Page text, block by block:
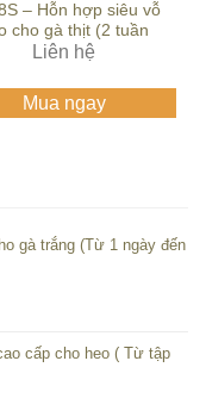
– Hỗn hợp siêu vỗ
cho gà thịt (2 tuần
trước khi xuất bán)
Liên hệ
Mua ngay
gà trắng (Từ 1 ngày đến
cấp cho heo ( Từ tập